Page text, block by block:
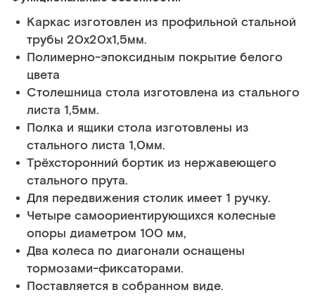
Каркас изготовлен из профильной стальной
трубы 20х20х1,5мм.
Полимерно-эпоксидным покрытие белого
цвета
Столешница стола изготовлена из стального
листа 1,5мм.
Полка и ящики стола изготовлены из
стального листа 1,0мм.
Трёхсторонний бортик из нержавеющего
стального прута.
Для передвижения столик имеет 1 ручку.
Четыре самоориентирующихся колесные
опоры диаметром 100 мм,
Два колеса по диагонали оснащены
тормозами-фиксаторами.
Поставляется в собранном виде.